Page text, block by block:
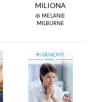
MILIONA
di MELANIE
MILBURNE